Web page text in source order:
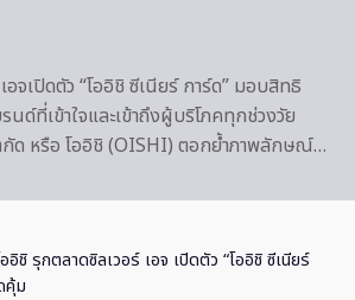
อจเปิดตัว “โออิชิ ซีเนียร์ การ์ด” มอบสิทธิ
ด์ที่เข้าใจและเข้าถึงผู้บริโภคทุกช่วงวัย
กัด หรือ โออิชิ (OISHI) ตอกย้ำภาพลักษณ์…
อิชิ รุกตลาดซิลเวอร์ เอจ เปิดตัว “โออิชิ ซีเนียร์
คุ้ม